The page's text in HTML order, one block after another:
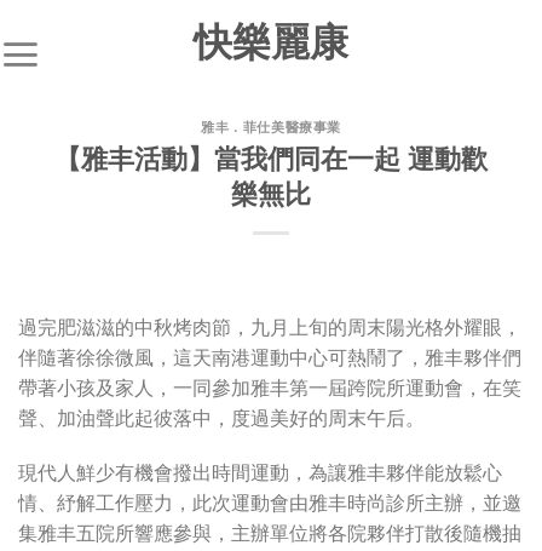
快樂麗康
雅丰．菲仕美醫療事業
【雅丰活動】當我們同在一起 運動歡
樂無比
過完肥滋滋的中秋烤肉節，九月上旬的周末陽光格外耀眼，
伴隨著徐徐微風，這天南港運動中心可熱鬧了，雅丰夥伴們
帶著小孩及家人，一同參加雅丰第一屆跨院所運動會，在笑
聲、加油聲此起彼落中，度過美好的周末午后。
現代人鮮少有機會撥出時間運動，為讓雅丰夥伴能放鬆心
情、紓解工作壓力，此次運動會由雅丰時尚診所主辦，並邀
集雅丰五院所響應參與，主辦單位將各院夥伴打散後隨機抽